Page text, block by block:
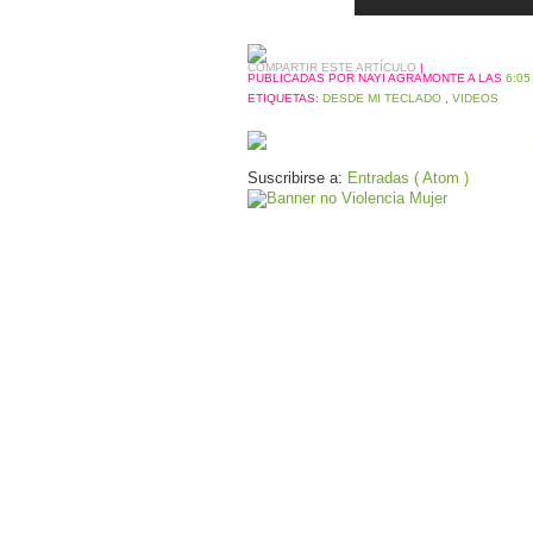
COMPARTIR ESTE ARTÍCULO |
PUBLICADAS POR NAYI AGRAMONTEA LAS 6:05
ETIQUETAS: DESDE MI TECLADO , VIDEOS
Suscribirse a: Entradas ( Atom )